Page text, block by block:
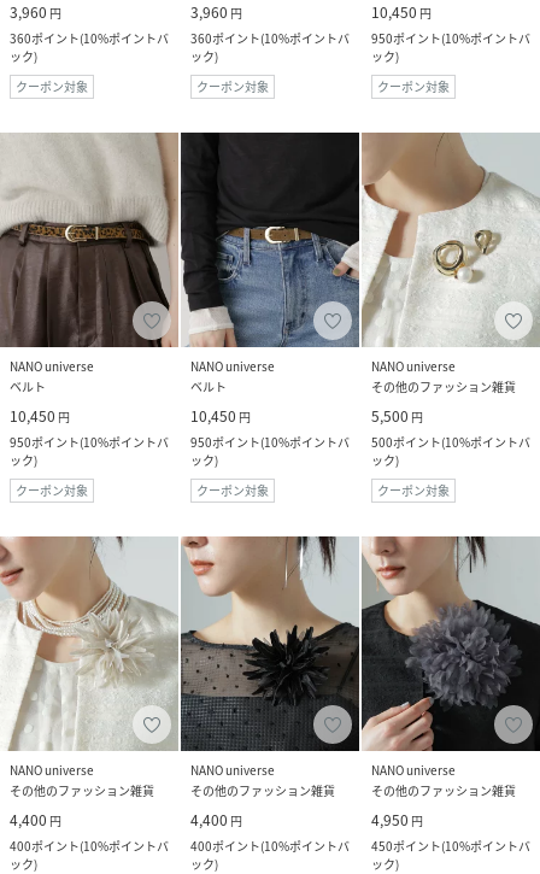
3,960 円
360ポイント(10%ポイントバ
ック)
クーポン対象
3,960 円
360ポイント(10%ポイントバ
ック)
クーポン対象
10,450 円
950ポイント(10%ポイントバ
ック)
クーポン対象
NANO universe
ベルト
10,450 円
950ポイント(10%ポイントバ
ック)
クーポン対象
NANO universe
ベルト
10,450 円
950ポイント(10%ポイントバ
ック)
クーポン対象
NANO universe
その他のファッション雑貨
5,500 円
500ポイント(10%ポイントバ
ック)
クーポン対象
NANO universe
その他のファッション雑貨
4,400 円
400ポイント(10%ポイントバ
ック)
NANO universe
その他のファッション雑貨
4,400 円
400ポイント(10%ポイントバ
ック)
NANO universe
その他のファッション雑貨
4,950 円
450ポイント(10%ポイントバ
ック)